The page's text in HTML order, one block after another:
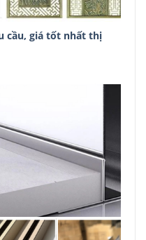
cầu, giá tốt nhất thị